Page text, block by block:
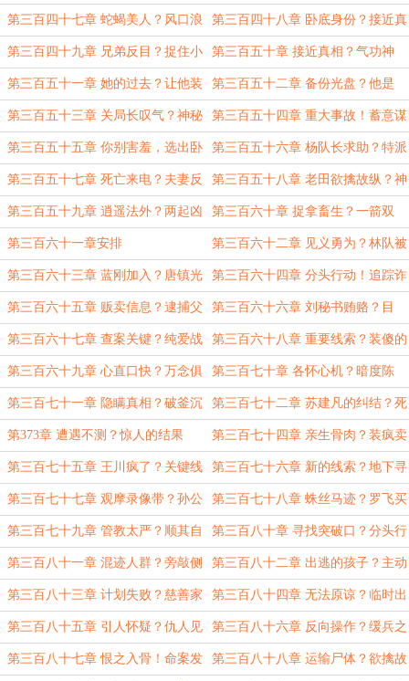
明！ 入室？
第三百四十七章 蛇蝎美人？风口浪
尖！
第三百四十八章 卧底身份？接近真
相？
第三百四十九章 兄弟反目？捉住小
老鼠
第三百五十章 接近真相？气功神
童！
第三百五十一章 她的过去？让他装
到了！
第三百五十二章 备份光盘？他是
谁？
第三百五十三章 关局长叹气？神秘
小礼物
第三百五十四章 重大事故！蓄意谋
害？
第三百五十五章 你别害羞，选出卧
底
第三百五十六章 杨队长求助？特派
调查员！
第三百五十七章 死亡来电？夫妻反
目！
第三百五十八章 老田欲擒故纵？神
枪罗飞！
第三百五十九章 逍遥法外？两起凶
案！
第三百六十章 捉拿畜生？一箭双
雕！
第三百六十一章安排 第三百六十二章 见义勇为？林队被
抓！
第三百六十三章 蓝刚加入？唐镇光
现身！
第三百六十四章 分头行动！追踪诈
骗犯！
第三百六十五章 贩卖信息？逮捕父
母！
第三百六十六章 刘秘书贿赂？目
标：望花镇！
第三百六十七章 查案关键？纯爱战
神！
第三百六十八章 重要线索？装傻的
开水壶
第三百六十九章 心直口快？万念俱
灰！
第三百七十章 各怀心机？暗度陈
仓！
第三百七十一章 隐瞒真相？破釜沉
舟
第三百七十二章 苏建凡的纠结？死
者是谁？
第373章 遭遇不测？惊人的结果 第三百七十四章 亲生骨肉？装疯卖
傻！
第三百七十五章 王川疯了？关键线
索！
第三百七十六章 新的线索？地下寻
宝！
第三百七十七章 观摩录像带？孙公
子失踪！
第三百七十八章 蛛丝马迹？罗飞买
保险？
第三百七十九章 管教太严？顺其自
然！
第三百八十章 寻找突破口？分头行
动！
第三百八十一章 混迹人群？旁敲侧
击！
第三百八十二章 出逃的孩子？主动
请缨！
第三百八十三章 计划失败？慈善家
唐诗羽！
第三百八十四章 无法原谅？临时出
差！
第三百八十五章 引人怀疑？仇人见
面
第三百八十六章 反向操作？缓兵之
计！
第三百八十七章 恨之入骨！命案发 第三百八十八章 运输尸体？欲擒故